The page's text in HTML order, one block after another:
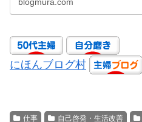
にほんブログ村
仕事 自己啓発・生活改善